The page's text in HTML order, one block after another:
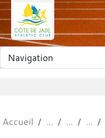
Accueil
Panneau de gestion des